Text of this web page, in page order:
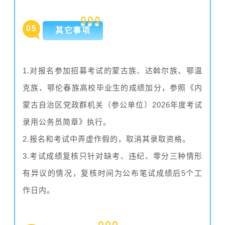
05 其它事项
1.对报名参加招募考试的蒙古族、达斡尔族、鄂温
克族、鄂伦春族高校毕业生的成绩加分，参照《内
蒙古自治区党政群机关（参公单位）2026年度考试
录用公务员简章》执行。
2.报名和考试中弄虚作假的，取消其录取资格。
3.考试成绩复核只针对缺考、违纪、零分三种情形
有异议的情况，复核时间为公布笔试成绩后5个工
作日内。